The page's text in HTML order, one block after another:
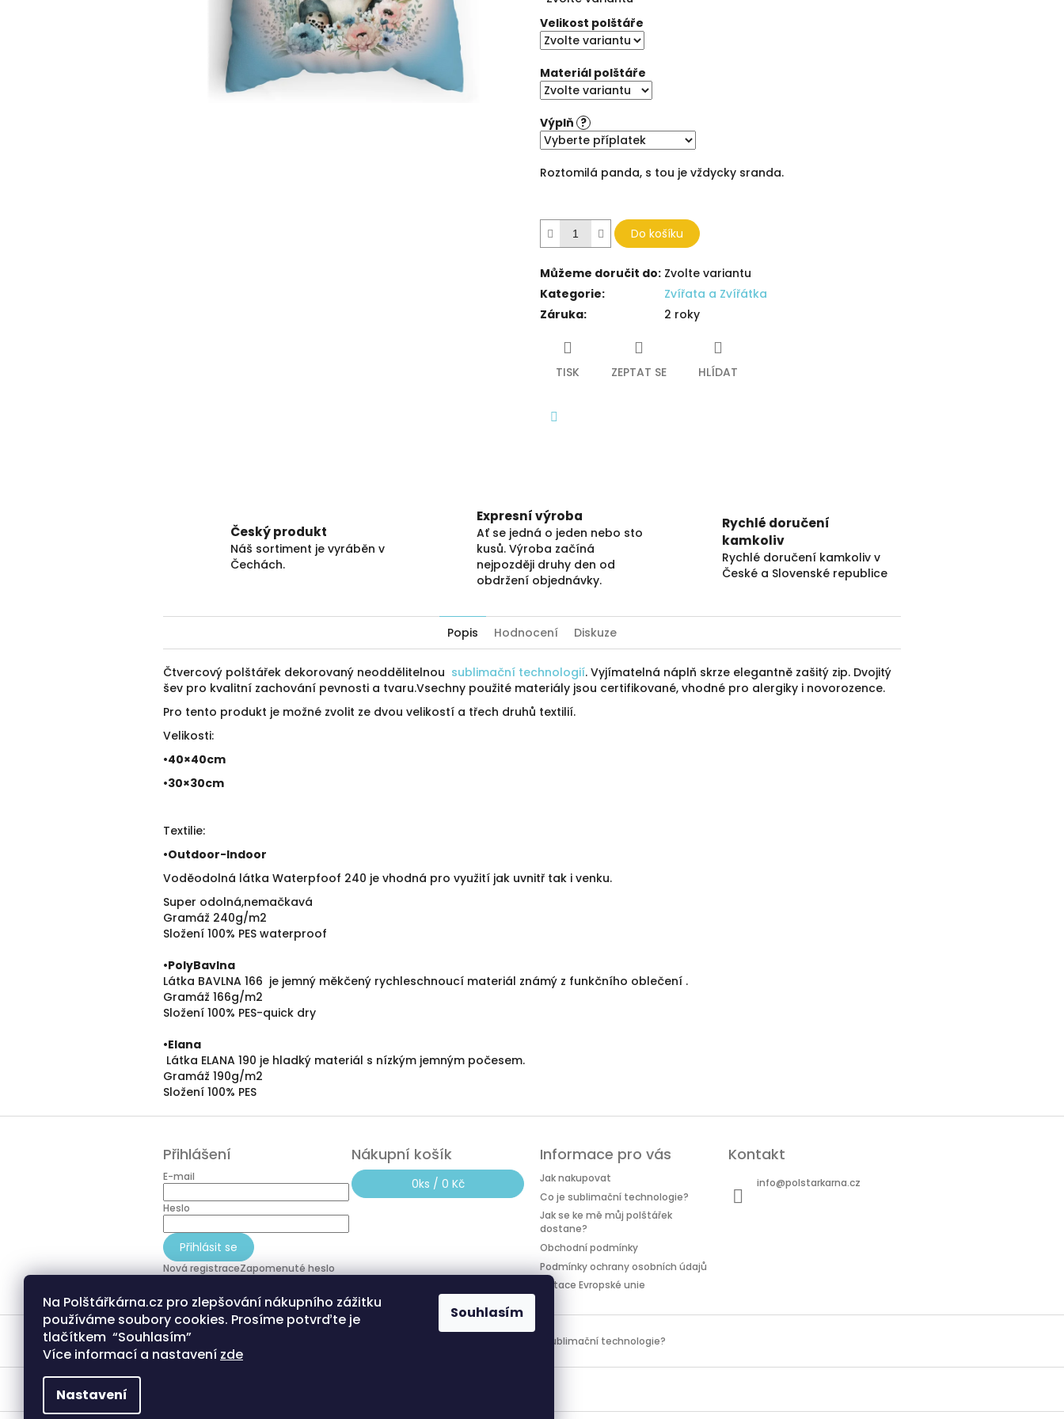
Na Polštářkárna.cz pro zlepšování nákupního zážitku
používáme soubory cookies. Prosíme potvrďte je
tlačítkem “Souhlasím”
Více informací a nastavení zde
Nastavení
Souhlasím
hvězdiček.
Velikost polštáře
Materiál polštáře
Výplň ?
Roztomilá panda, s tou je vždycky sranda.
Do košíku
Můžeme doručit do: Zvolte variantu
Kategorie:
Zvířata a Zvířátka
Záruka: 2 roky
TISK ZEPTAT SE HLÍDAT
Český produkt
Náš sortiment je vyráběn v
Čechách.
Expresní výroba
Ať se jedná o jeden nebo sto
kusů. Výroba začíná
nejpozději druhy den od
obdržení objednávky.
Rychlé doručení
kamkoliv
Rychlé doručení kamkoliv v
České a Slovenské republice
Popis Hodnocení Diskuze
Čtvercový polštářek dekorovaný neoddělitelnou sublimační technologií. Vyjímatelná náplň skrze elegantně zašitý zip. Dvojitý
šev pro kvalitní zachování pevnosti a tvaru.Vsechny použité materiály jsou certifikované, vhodné pro alergiky i novorozence.
Pro tento produkt je možné zvolit ze dvou velikostí a třech druhů textilií.
Velikosti:
•40×40cm
•30×30cm
Textilie:
•Outdoor-Indoor
Voděodolná látka Waterpfoof 240 je vhodná pro využití jak uvnitř tak i venku.
Super odolná,nemačkavá
Gramáž 240g/m2
Složení 100% PES waterproof
•PolyBavlna
Látka BAVLNA 166 je jemný měkčený rychleschnoucí materiál známý z funkčního oblečení .
Gramáž 166g/m2
Složení 100% PES-quick dry
•Elana
Látka ELANA 190 je hladký materiál s nízkým jemným počesem.
Gramáž 190g/m2
Složení 100% PES
Přihlášení
E-mail
Heslo
Přihlásit se
Nová registraceZapomenuté heslo
Nákupní košík
0ks / 0 Kč
Informace pro vás
Jak nakupovat
Co je sublimační technologie?
Jak se ke mě můj polštářek
dostane?
Obchodní podmínky
Podmínky ochrany osobních údajů
Dotace Evropské unie
Kontakt
info@polstarkarna.cz
Co je sublimační technologie?